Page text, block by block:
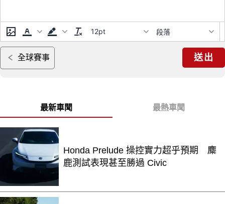
12pt 段落
全球賽事 送出
最新車聞 最熱車聞
Honda Prelude 操控實力超乎預期 麋
鹿測試表現甚至勝過 Civic